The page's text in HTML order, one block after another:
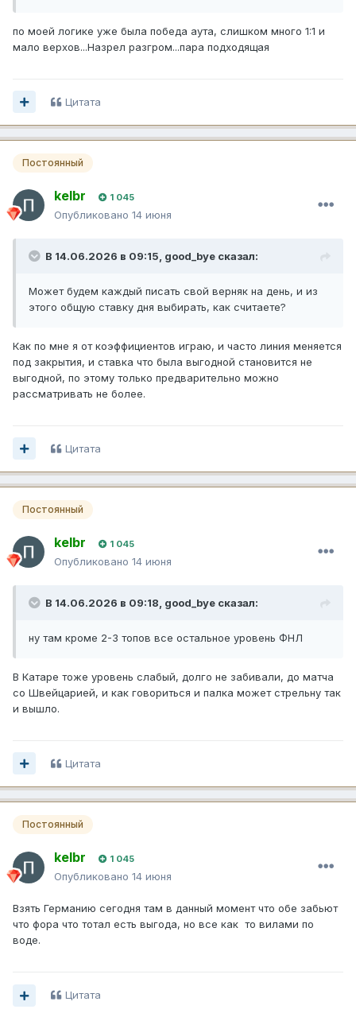
по моей логике уже была победа аута, слишком много 1:1 и
мало верхов...Назрел разгром...пара подходящая
Цитата
Постоянный
kelbr 1 045
Опубликовано 14 июня
В 14.06.2026 в 09:15, good_bye сказал:
Может будем каждый писать свой верняк на день, и из
этого общую ставку дня выбирать, как считаете?
Как по мне я от коэффициентов играю, и часто линия меняется
под закрытия, и ставка что была выгодной становится не
выгодной, по этому только предварительно можно
рассматривать не более.
Цитата
Постоянный
kelbr 1 045
Опубликовано 14 июня
В 14.06.2026 в 09:18, good_bye сказал:
ну там кроме 2-3 топов все остальное уровень ФНЛ
В Катаре тоже уровень слабый, долго не забивали, до матча
со Швейцарией, и как говориться и палка может стрельну так
и вышло.
Цитата
Постоянный
kelbr 1 045
Опубликовано 14 июня
Взять Германию сегодня там в данный момент что обе забьют
что фора что тотал есть выгода, но все как то вилами по
воде.
Цитата